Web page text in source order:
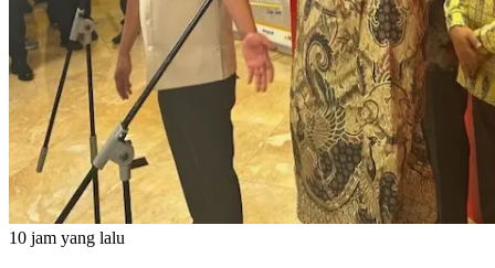
10 jam yang lalu